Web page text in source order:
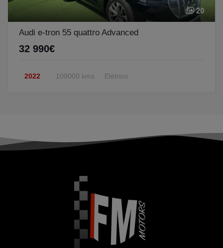
20
Audi e-tron 55 quattro Advanced
32 990€
2022 109000 kms Elétrico